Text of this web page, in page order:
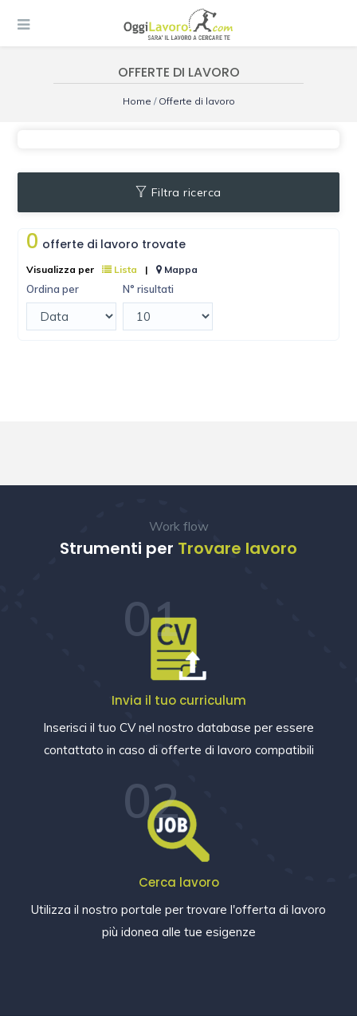
OFFERTE DI LAVORO
Home / Offerte di lavoro
Filtra ricerca
0 offerte di lavoro trovate
Visualizza per Lista | Mappa
Ordina per N° risultati
Work flow
Strumenti per Trovare lavoro
01
Invia il tuo curriculum
Inserisci il tuo CV nel nostro database per essere
contattato in caso di offerte di lavoro compatibili
02
Cerca lavoro
Utilizza il nostro portale per trovare l'offerta di lavoro
più idonea alle tue esigenze